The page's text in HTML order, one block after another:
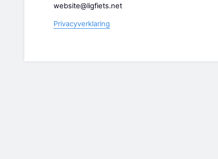
website@ligfiets.net
Privacyverklaring